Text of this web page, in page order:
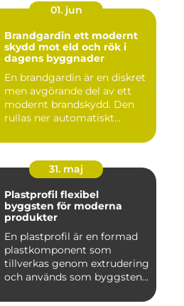
01. jun
Brandgardin ett modernt
skydd mot eld och rök i
dagens byggnader
En brandgardin är en diskret
men avgörande del av ett
modernt brandskydd. Den
rullas ner automatiskt...
31. maj
Plastprofil flexibel
byggsten för moderna
produkter
En plastprofil är en formad
plastkomponent som
tillverkas genom extrudering
och används som byggsten...